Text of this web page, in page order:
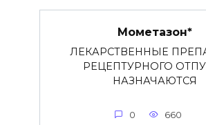
Мометазон*
ЛЕКАРСТВЕННЫЕ
РЕЦЕПТУРНОГО
НАЗНАЧАЮТСЯ
0 660